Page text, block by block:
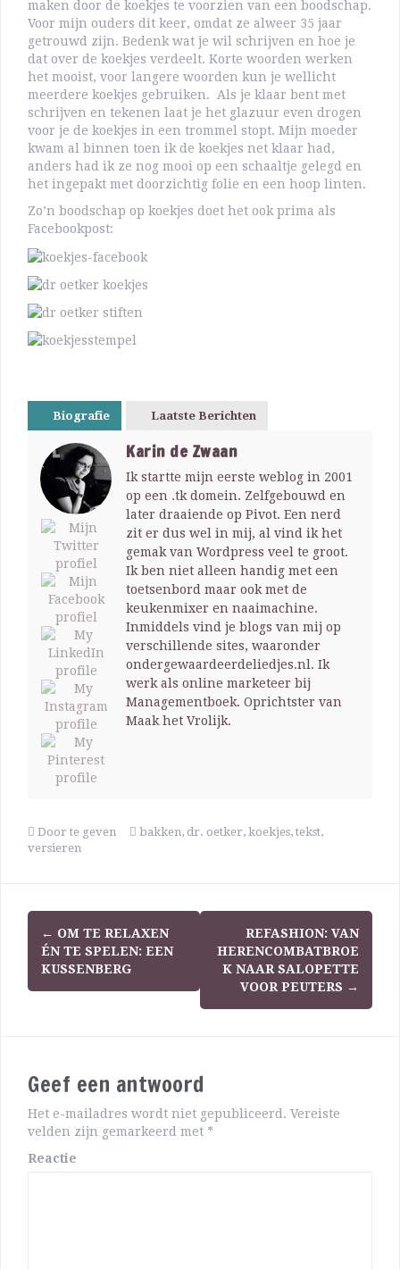
maken door de koekjes te voorzien van een boodschap.
Voor mijn ouders dit keer, omdat ze alweer 35 jaar
getrouwd zijn. Bedenk wat je wil schrijven en hoe je
dat over de koekjes verdeelt. Korte woorden werken
het mooist, voor langere woorden kun je wellicht
meerdere koekjes gebruiken. Als je klaar bent met
schrijven en tekenen laat je het glazuur even drogen
voor je de koekjes in een trommel stopt. Mijn moeder
kwam al binnen toen ik de koekjes net klaar had,
anders had ik ze nog mooi op een schaaltje gelegd en
het ingepakt met doorzichtig folie en een hoop linten.
Zo’n boodschap op koekjes doet het ook prima als
Facebookpost:
Biografie Laatste Berichten
Karin de Zwaan
Ik startte mijn eerste weblog in 2001
op een .tk domein. Zelfgebouwd en
later draaiende op Pivot. Een nerd
zit er dus wel in mij, al vind ik het
gemak van Wordpress veel te groot.
Ik ben niet alleen handig met een
toetsenbord maar ook met de
keukenmixer en naaimachine.
Inmiddels vind je blogs van mij op
verschillende sites, waaronder
ondergewaardeerdeliedjes.nl. Ik
werk als online marketeer bij
Managementboek. Oprichtster van
Maak het Vrolijk.
Door te geven bakken, dr. oetker, koekjes, tekst,
versieren
← OM TE RELAXEN
ÉN TE SPELEN: EEN
KUSSENBERG
REFASHION: VAN
HERENCOMBATBROE
K NAAR SALOPETTE
VOOR PEUTERS →
Geef een antwoord
Het e-mailadres wordt niet gepubliceerd. Vereiste
velden zijn gemarkeerd met *
Reactie